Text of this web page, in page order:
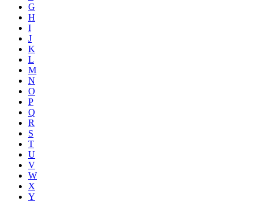
G
H
I
J
K
L
M
N
O
P
Q
R
S
T
U
V
W
X
Y